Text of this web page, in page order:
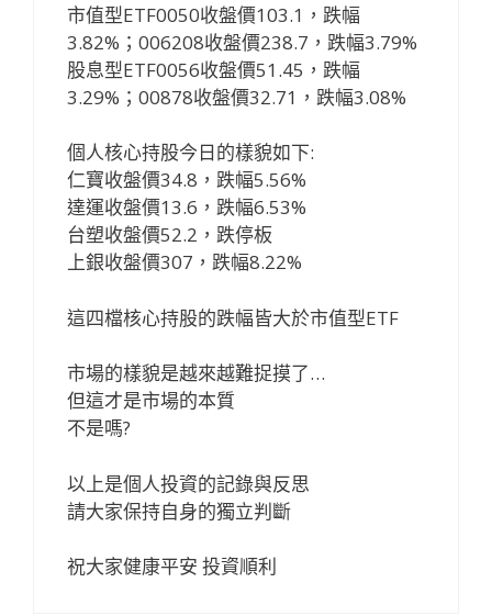
市值型ETF0050收盤價103.1，跌幅
3.82%；006208收盤價238.7，跌幅3.79%
股息型ETF0056收盤價51.45，跌幅
3.29%；00878收盤價32.71，跌幅3.08%
個人核心持股今日的樣貌如下:
仁寶收盤價34.8，跌幅5.56%
達運收盤價13.6，跌幅6.53%
台塑收盤價52.2，跌停板
上銀收盤價307，跌幅8.22%
這四檔核心持股的跌幅皆大於市值型ETF
市場的樣貌是越來越難捉摸了…
但這才是市場的本質
不是嗎?
以上是個人投資的記錄與反思
請大家保持自身的獨立判斷
祝大家健康平安 投資順利